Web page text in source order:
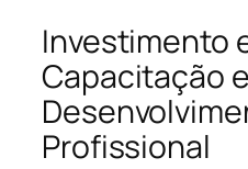
Investimento
Capacitação e
Profissional